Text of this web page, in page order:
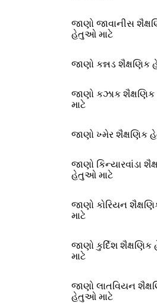
જાણો જાવાનીસ
હેતુઓ માટે
જાણો કન્નડ
જાણો કઝાક
માટે
જાણો ખ્મેર શૈક્ષણિક
જાણો કિન્યારવાંડા
હેતુઓ માટે
જાણો કોરિયન
માટે
જાણો કુર્દિશ
માટે
જાણો લાતવિયન
હેતુઓ માટે